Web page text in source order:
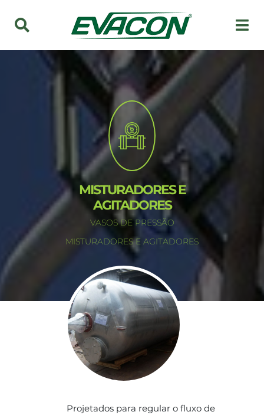
MISTURADORES E
AGITADORES
VASOS DE PRESSÃO
MISTURADORES E AGITADORES
Projetados para regular o fluxo de